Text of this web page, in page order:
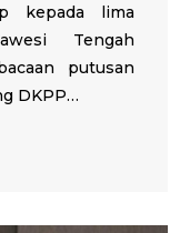
kepada lima
Tengah
putusan
DKPP…